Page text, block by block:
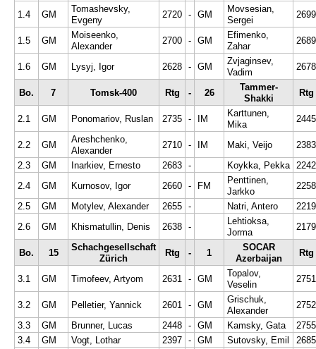
1.4 GM
Tomashevsky,
Evgeny
2720 - GM
Movsesian,
Sergei
2699
1.5 GM
Moiseenko,
Alexander
2700 - GM
Efimenko,
Zahar
2689
1.6 GM Lysyj, Igor 2628 - GM
Zvjaginsev,
Vadim
2678
Bo. 7 Tomsk-400 Rtg - 26
Tammer-
Shakki
Rtg
2.1 GM Ponomariov, Ruslan 2735 - IM
Karttunen,
Mika
2445
2.2 GM
Areshchenko,
Alexander
2710 - IM Maki, Veijo
2383
2.3
GM Inarkiev, Ernesto 2683 - Koykka, Pekka 2242
2.4
GM Kurnosov, Igor 2660 - FM
Penttinen,
Jarkko
2258
2.5
GM Motylev, Alexander 2655 - Natri, Antero
2219
2.6
GM Khismatullin, Denis 2638 -
Lehtioksa,
Jorma
2179
Bo. 15
Schachgesellschaft
Zürich
Rtg - 1
SOCAR
Azerbaijan
Rtg
3.1 GM Timofeev, Artyom 2631 - GM
Topalov,
Veselin
2751
3.2 GM Pelletier, Yannick 2601 - GM
Grischuk,
Alexander
2752
3.3
GM Brunner, Lucas 2448 - GM Kamsky, Gata
2755
3.4
GM Vogt, Lothar 2397 - GM Sutovsky, Emil
2685